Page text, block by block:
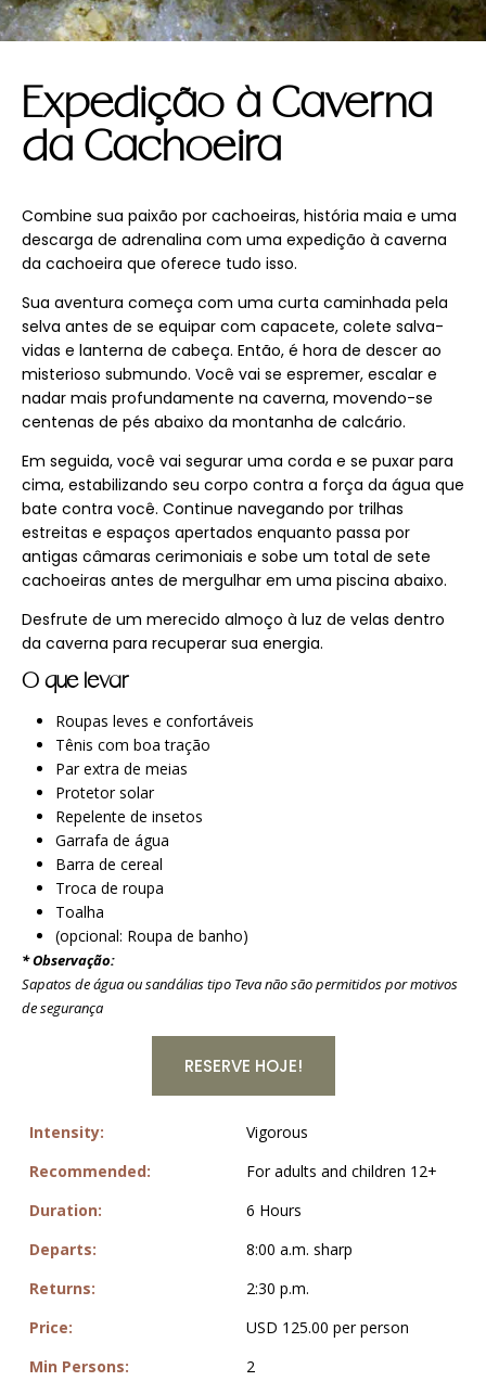
Expedição à Caverna
da Cachoeira
Combine sua paixão por cachoeiras, história maia e uma
descarga de adrenalina com uma expedição à caverna
da cachoeira que oferece tudo isso.
Sua aventura começa com uma curta caminhada pela
selva antes de se equipar com capacete, colete salva-
vidas e lanterna de cabeça. Então, é hora de descer ao
misterioso submundo. Você vai se espremer, escalar e
nadar mais profundamente na caverna, movendo-se
centenas de pés abaixo da montanha de calcário.
Em seguida, você vai segurar uma corda e se puxar para
cima, estabilizando seu corpo contra a força da água que
bate contra você. Continue navegando por trilhas
estreitas e espaços apertados enquanto passa por
antigas câmaras cerimoniais e sobe um total de sete
cachoeiras antes de mergulhar em uma piscina abaixo.
Desfrute de um merecido almoço à luz de velas dentro
da caverna para recuperar sua energia.
O que levar
Roupas leves e confortáveis
Tênis com boa tração
Par extra de meias
Protetor solar
Repelente de insetos
Garrafa de água
Barra de cereal
Troca de roupa
Toalha
(opcional: Roupa de banho)
* Observação:
Sapatos de água ou sandálias tipo Teva não são permitidos por motivos
de segurança
RESERVE HOJE!
Intensity:
Vigorous
Recommended:
For adults and children 12+
Duration:
6 Hours
Departs:
8:00 a.m. sharp
Returns:
2:30 p.m.
Price:
USD 125.00 per person
Min Persons:
2